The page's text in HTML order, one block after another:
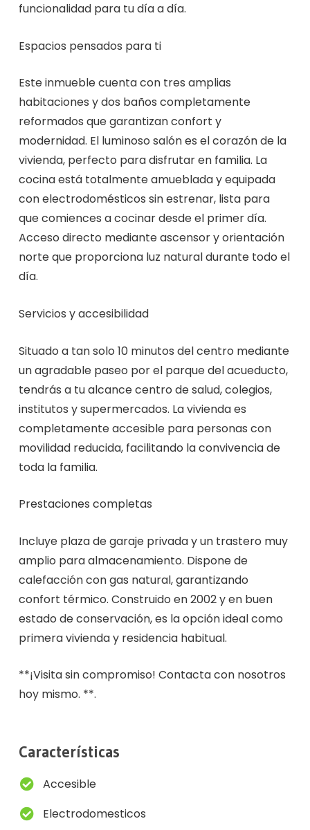
funcionalidad para tu día a día.
Espacios pensados para ti
Este inmueble cuenta con tres amplias
habitaciones y dos baños completamente
reformados que garantizan confort y
modernidad. El luminoso salón es el corazón de la
vivienda, perfecto para disfrutar en familia. La
cocina está totalmente amueblada y equipada
con electrodomésticos sin estrenar, lista para
que comiences a cocinar desde el primer día.
Acceso directo mediante ascensor y orientación
norte que proporciona luz natural durante todo el
día.
Servicios y accesibilidad
Situado a tan solo 10 minutos del centro mediante
un agradable paseo por el parque del acueducto,
tendrás a tu alcance centro de salud, colegios,
institutos y supermercados. La vivienda es
completamente accesible para personas con
movilidad reducida, facilitando la convivencia de
toda la familia.
Prestaciones completas
Incluye plaza de garaje privada y un trastero muy
amplio para almacenamiento. Dispone de
calefacción con gas natural, garantizando
confort térmico. Construido en 2002 y en buen
estado de conservación, es la opción ideal como
primera vivienda y residencia habitual.
**¡Visita sin compromiso! Contacta con nosotros
hoy mismo. **.
Características
Accesible
Electrodomesticos